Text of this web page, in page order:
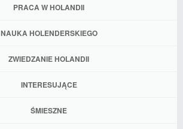
PRACA W HOLANDII
NAUKA HOLENDERSKIEGO
ZWIEDZANIE HOLANDII
INTERESUJĄCE
ŚMIESZNE